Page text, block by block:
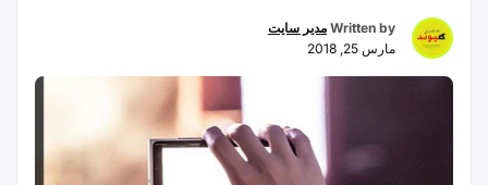
Written by مدیر سایت
مارس 25, 2018